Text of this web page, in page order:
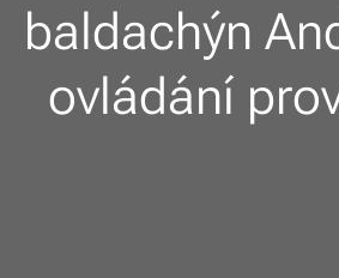
baldachýn
ovládání